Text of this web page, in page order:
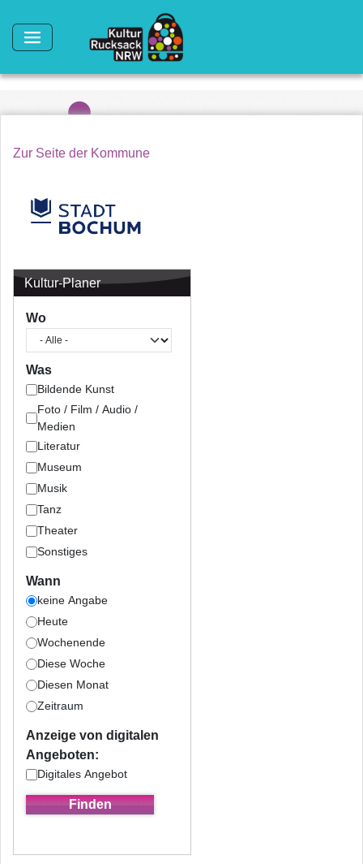
Zur Seite der Kommune
Kultur-Planer
Wo
Was
Bildende Kunst
Foto / Film / Audio /
Medien
Literatur
Museum
Musik
Tanz
Theater
Sonstiges
Wann
keine Angabe
Heute
Wochenende
Diese Woche
Diesen Monat
Zeitraum
Anzeige von digitalen
Angeboten:
Digitales Angebot